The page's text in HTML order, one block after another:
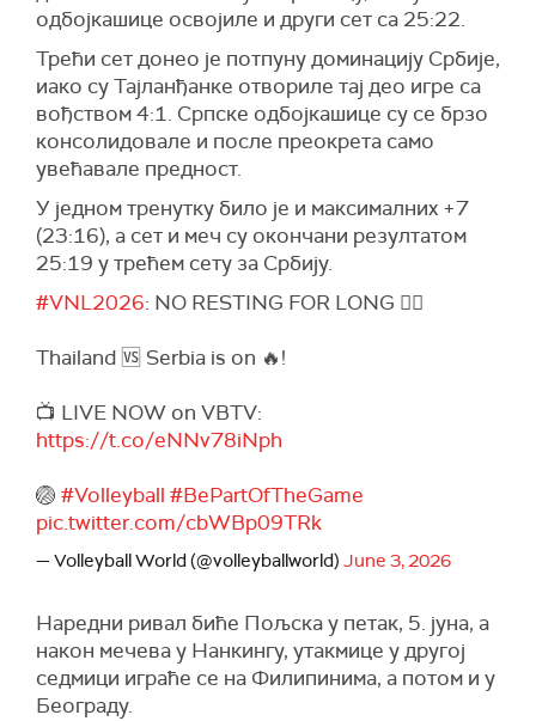
одбојкашице освојиле и други сет са 25:22.
Трећи сет донео је потпуну доминацију Србије,
иако су Тајланђанке отвориле тај део игре са
вођством 4:1. Српске одбојкашице су се брзо
консолидовале и после преокрета само
увећавале предност.
У једном тренутку било је и максималних +7
(23:16), а сет и меч су окончани резултатом
25:19 у трећем сету за Србију.
#VNL2026: NO RESTING FOR LONG 😮‍💨
Thailand 🆚 Serbia is on 🔥!
📺 LIVE NOW on VBTV:
https://t.co/eNNv78iNph
🏐 #Volleyball #BePartOfTheGame
pic.twitter.com/cbWBp09TRk
— Volleyball World (@volleyballworld) June 3, 2026
Наредни ривал биће Пољска у петак, 5. јуна, а
након мечева у Нанкингу, утакмице у другој
седмици играће се на Филипинима, а потом и у
Београду.